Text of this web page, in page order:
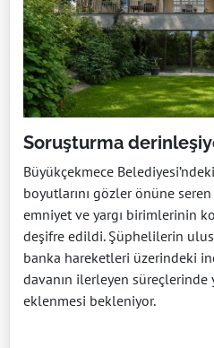
Soruşturma
Büyükçekmece
boyutlarını gözler önüne
emniyet ve yargı birimlerinin
deşifre edildi. Şüphelilerin
banka hareketleri üzerindeki
davanın ilerleyen
eklenmesi bekleniyor.